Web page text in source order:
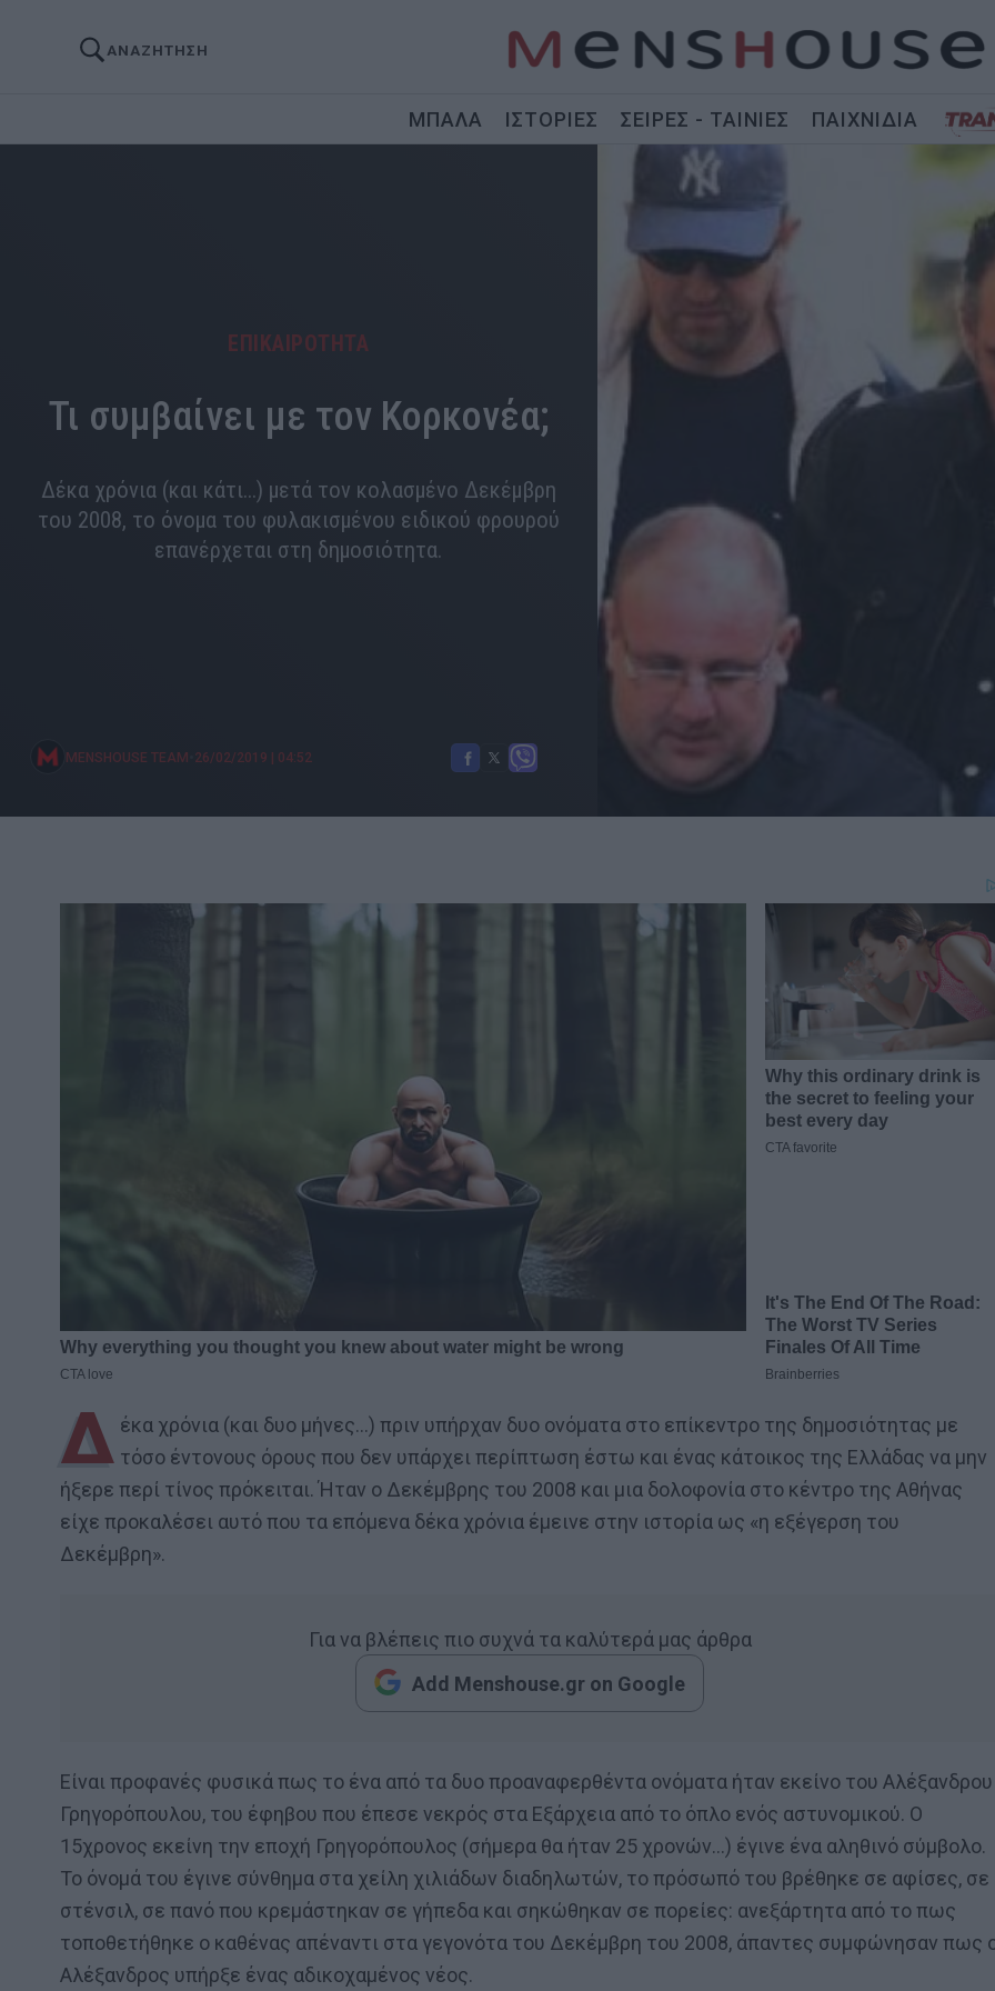
ΑΝΑΖΗΤΗΣΗ
ΜΠΑΛΑ ΙΣΤΟΡΙΕΣ ΣΕΙΡΕΣ - ΤΑΙΝΙΕΣ ΠΑΙΧΝΙΔΙΑ
ΕΠΙΚΑΙΡΟΤΗΤΑ
Τι συμβαίνει με τον Κορκονέα;
Δέκα χρόνια (και κάτι...) μετά τον κολασμένο Δεκέμβρη
του 2008, το όνομα του φυλακισμένου ειδικού φρουρού
επανέρχεται στη δημοσιότητα.
MENSHOUSE TEAM 26/02/2019 | 04:52
Δ έκα χρόνια (και δυο μήνες…) πριν υπήρχαν δυο ονόματα στο επίκεντρο της δημοσιότητας με
τόσο έντονους όρους που δεν υπάρχει περίπτωση έστω και ένας κάτοικος της Ελλάδας να μην
ήξερε περί τίνος πρόκειται. Ήταν ο Δεκέμβρης του 2008 και μια δολοφονία στο κέντρο της Αθήνας
είχε προκαλέσει αυτό που τα επόμενα δέκα χρόνια έμεινε στην ιστορία ως «η εξέγερση του
Δεκέμβρη».
Για να βλέπεις πιο συχνά τα καλύτερά μας άρθρα
Add Menshouse.gr on Google
Είναι προφανές φυσικά πως το ένα από τα δυο προαναφερθέντα ονόματα ήταν εκείνο του Αλέξανδρου
Γρηγορόπουλου, του έφηβου που έπεσε νεκρός στα Εξάρχεια από το όπλο ενός αστυνομικού. Ο
15χρονος εκείνη την εποχή Γρηγορόπουλος (σήμερα θα ήταν 25 χρονών…) έγινε ένα αληθινό σύμβολο.
Το όνομά του έγινε σύνθημα στα χείλη χιλιάδων διαδηλωτών, το πρόσωπό του βρέθηκε σε αφίσες, σε
στένσιλ, σε πανό που κρεμάστηκαν σε γήπεδα και σηκώθηκαν σε πορείες: ανεξάρτητα από το πως
τοποθετήθηκε ο καθένας απέναντι στα γεγονότα του Δεκέμβρη του 2008, άπαντες συμφώνησαν πως
Αλέξανδρος υπήρξε ένας αδικοχαμένος νέος.